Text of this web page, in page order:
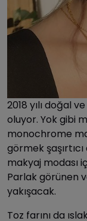
2018 yılı doğal ve
oluyor. Yok gibi
monochrome
görmek
makyaj modası
Parlak görünen
yakışacak.
Toz farını da